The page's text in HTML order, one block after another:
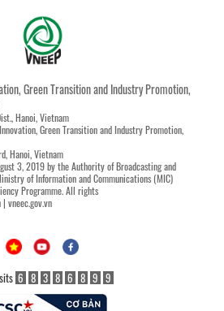
Green Transition and Industry Promotion,
Hanoi, Vietnam
Green Transition and Industry Promotion,
Hanoi, Vietnam
3, 2019 by the Authority of Broadcasting and
of Information and Communications (MIC)
Programme. All rights
vneec.gov.vn
6 8 3 8 6 8 9 9